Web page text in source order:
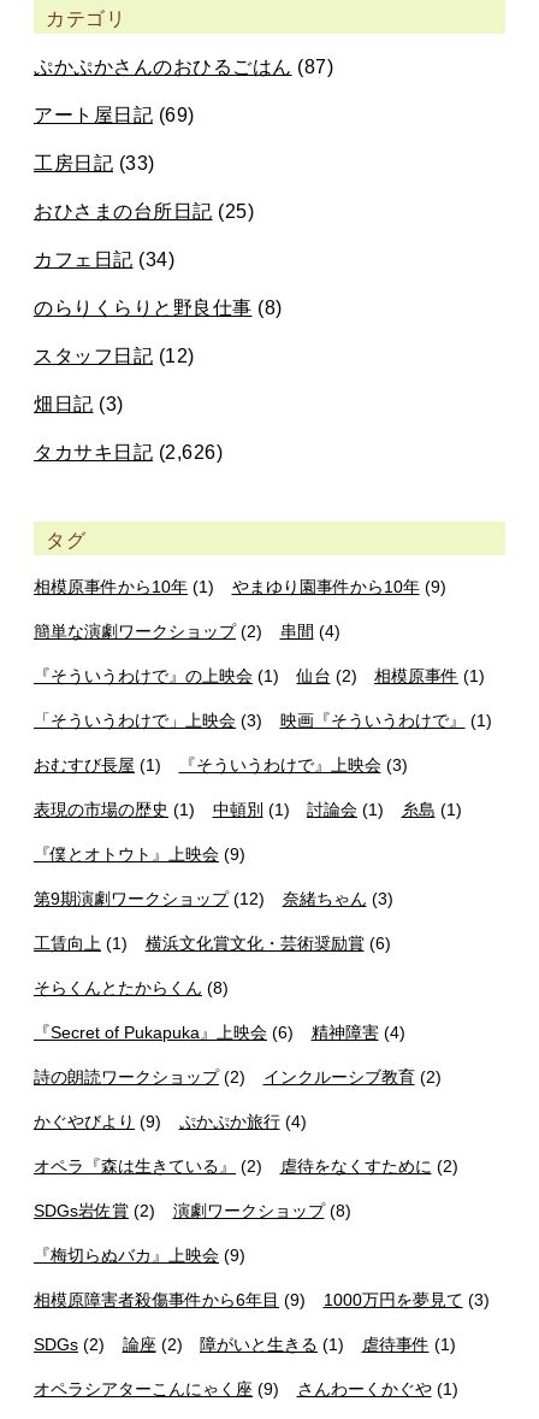
カテゴリ
ぷかぷかさんのおひるごはん (87)
アート屋日記 (69)
工房日記 (33)
おひさまの台所日記 (25)
カフェ日記 (34)
のらりくらりと野良仕事 (8)
スタッフ日記 (12)
畑日記 (3)
タカサキ日記 (2,626)
タグ
相模原事件から10年 (1) やまゆり園事件から10年(9)
簡単な演劇ワークショップ(2) 串間 (4)
『そういうわけで』の上映会 (1) 仙台 (2) 相模原事件 (1)
「そういうわけで」上映会 (3) 映画『そういうわけで』 (1)
おむすび長屋 (1) 『そういうわけで』上映会(3)
表現の市場の歴史 (1) 中頓別 (1) 討論会 (1) 糸島 (1)
『僕とオトウト』上映会 (9)
第9期演劇ワークショップ(12) 奈緒ちゃん (3)
工賃向上 (1) 横浜文化賞文化・芸術奨励賞(6)
そらくんとたからくん (8)
『Secret of Pukapuka』上映会 (6) 精神障害(4)
詩の朗読ワークショップ(2) インクルーシブ教育(2)
かぐやびより (9) ぷかぷか旅行(4)
オペラ『森は生きている』 (2) 虐待をなくすために (2)
SDGs岩佐賞 (2) 演劇ワークショップ(8)
『梅切らぬバカ』上映会 (9)
相模原障害者殺傷事件から6年目 (9) 1000万円を夢見て (3)
SDGs (2) 論座 (2) 障がいと生きる (1) 虐待事件 (1)
オペラシアターこんにゃく座 (9) さんわーくかぐや(1)